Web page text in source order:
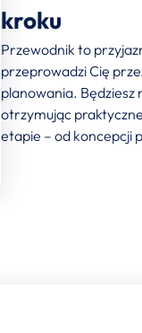
kroku
Przewodnik to
przeprowadzi Cię
planowania. Będziesz
otrzymując
etapie – od koncepcji